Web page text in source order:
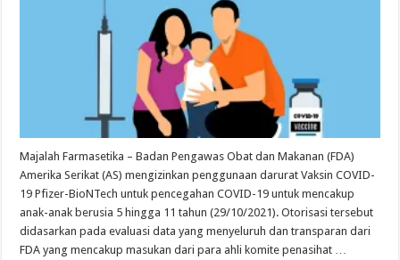
Majalah Farmasetika – Badan Pengawas Obat dan Makanan (FDA)
Amerika Serikat (AS) mengizinkan penggunaan darurat Vaksin COVID-
19 Pfizer-BioNTech untuk pencegahan COVID-19 untuk mencakup
anak-anak berusia 5 hingga 11 tahun (29/10/2021). Otorisasi tersebut
didasarkan pada evaluasi data yang menyeluruh dan transparan dari
FDA yang mencakup masukan dari para ahli komite penasihat …